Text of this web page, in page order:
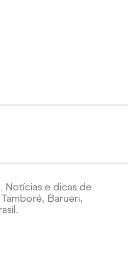
Notícias e dicas de
Barueri,